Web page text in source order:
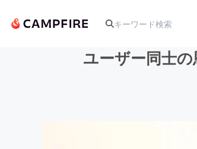
ユーザー同士